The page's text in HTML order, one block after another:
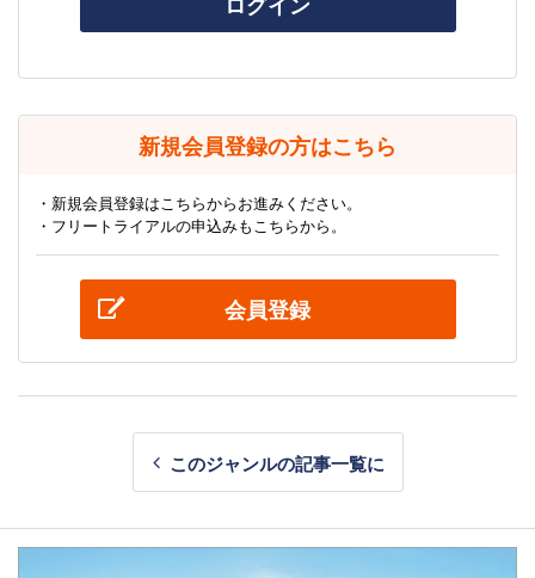
ログイン
新規会員登録の方はこちら
・新規会員登録はこちらからお進みください。
・フリートライアルの申込みもこちらから。
会員登録
このジャンルの記事一覧に